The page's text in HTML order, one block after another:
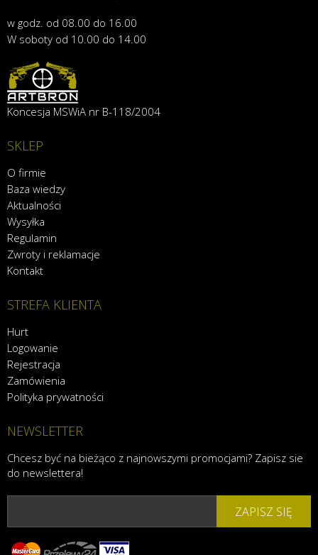
w godz. od 08.00 do 16.00
W soboty od 10.00 do 14.00
Koncesja MSWiA nr B-118/2004
SKLEP
O firmie
Baza wiedzy
Aktualności
Wysyłka
Regulamin
Zwroty i reklamacje
Kontakt
STREFA KLIENTA
Hurt
Logowanie
Rejestracja
Zamówienia
Polityka prywatności
NEWSLETTER
Chcesz być na bieżąco z najnowszymi promocjami? Zapisz sie
do newslettera!
ZAPISZ SIĘ